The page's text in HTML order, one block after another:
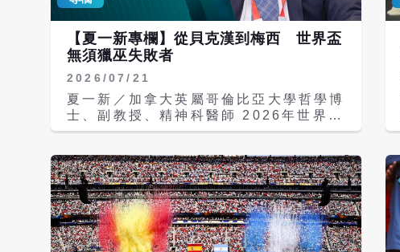
【夏一新專欄】從貝克漢到梅西 世界盃
無須獵巫失敗者
2026/07/21
夏一新／加拿大英屬哥倫比亞大學哲學博
士、副教授、精神科醫師 2026年世界盃
冠軍賽在美國紐澤西州大都會人壽體育場
Torres）於延長賽第106分鐘攻入致勝
球，以1比0擊敗衛冕軍阿根廷，繼2010
年後再度奪冠。終場後，西班牙球員衝入
場內慶祝，39歲的阿根廷隊長梅西
（Lionel Messi）難掩失落。阿根廷球
員在西班牙捧盃時集體轉身，迅速成為輿